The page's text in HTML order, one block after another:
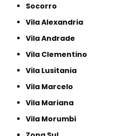
Socorro
Vila Alexandria
Vila Andrade
Vila Clementino
Vila Lusitania
Vila Marcelo
Vila Mariana
Vila Morumbi